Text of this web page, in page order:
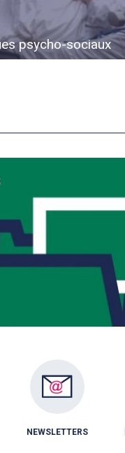
psycho-sociaux
NEWSLETTERS